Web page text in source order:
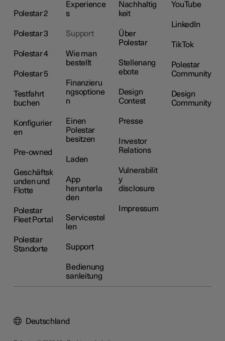
Polestar 2
Polestar 3
Polestar 4
Polestar 5
Testfahrt
buchen
Konfigurier
en
Pre-owned
Geschäftsk
unden und
Flotte
Polestar
Fleet Portal
Polestar
Standorte
Experience
s
Support
Wie man
bestellt
Finanzieru
ngsoptione
n
Einen
Polestar
besitzen
Laden
App
herunterla
den
Servicestel
len
Support
Bedienung
sanleitung
Nachhaltig
keit
Über
Polestar
Stellenang
ebote
Design
Contest
Presse
Investor
Relations
Vulnerabilit
y
disclosure
Impressum
YouTube
LinkedIn
TikTok
Polestar
Community
Design
Community
Deutschland